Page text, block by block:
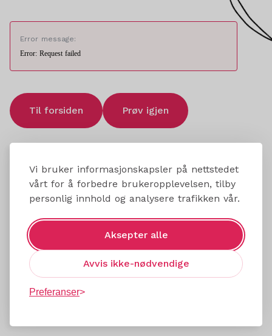
Vi bruker informasjonskapsler på nettstedet
vårt for å forbedre brukeropplevelsen, tilby
personlig innhold og analysere trafikken vår.
Aksepter alle
Avvis ikke-nødvendige
Preferanser
Error message:
Error: Request failed
Til forsiden Prøv igjen